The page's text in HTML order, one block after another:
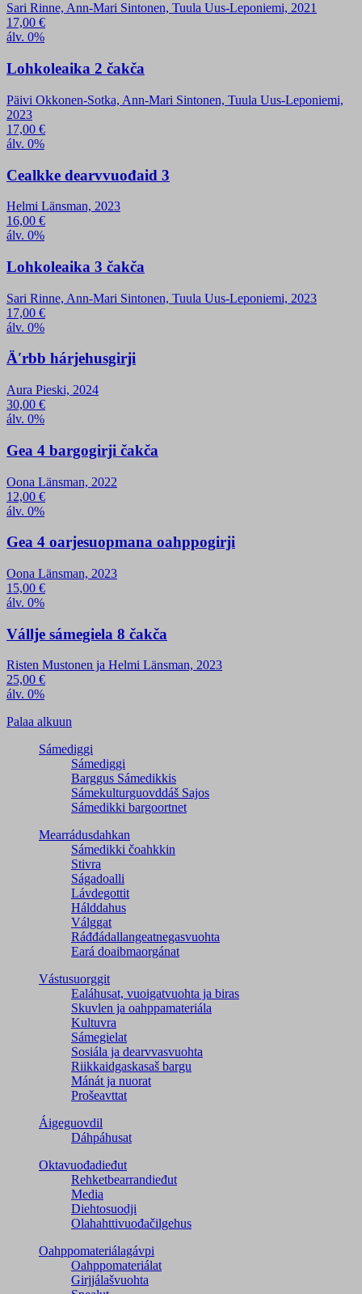
Sari Rinne, Ann-Mari Sintonen, Tuula Uus-Leponiemi, 2021
17,00 €
álv. 0%
Lohkoleaika 2 čakča
Päivi Okkonen-Sotka, Ann-Mari Sintonen, Tuula Uus-Leponiemi,
2023
17,00 €
álv. 0%
Cealkke dearvvuođaid 3
Helmi Länsman, 2023
16,00 €
álv. 0%
Lohkoleaika 3 čakča
Sari Rinne, Ann-Mari Sintonen, Tuula Uus-Leponiemi, 2023
17,00 €
álv. 0%
Äʹrbb hárjehusgirji
Aura Pieski, 2024
30,00 €
álv. 0%
Gea 4 bargogirji čakča
Oona Länsman, 2022
12,00 €
álv. 0%
Gea 4 oarjesuopmana oahppogirji
Oona Länsman, 2023
15,00 €
álv. 0%
Vállje sámegiela 8 čakča
Risten Mustonen ja Helmi Länsman, 2023
25,00 €
álv. 0%
Palaa alkuun
Sámediggi
Sámediggi
Barggus Sámedikkis
Sámekulturguovddáš Sajos
Sámedikki bargoortnet
Mearrádusdahkan
Sámedikki čoahkkin
Stivra
Ságadoalli
Lávdegottit
Hálddahus
Válggat
Ráđđádallangeatnegas­vuohta
Eará doaibmaorgánat
Vástusuorggit
Ealáhusat, vuoigatvuohta ja biras
Skuvlen ja oahppamateriála
Kultuvra
Sámegielat
Sosiála ja dearvvasvuohta
Riikkaidgaskasaš bargu
Mánát ja nuorat
Prošeavttat
Áigeguovdil
Dáhpáhusat
Oktavuođadieđut
Rehketbearrandieđut
Media
Diehtosuodji
Olahahttivuođačilgehus
Oahppomateriálagávpi
Oahppomateriálat
Girjjálašvuohta